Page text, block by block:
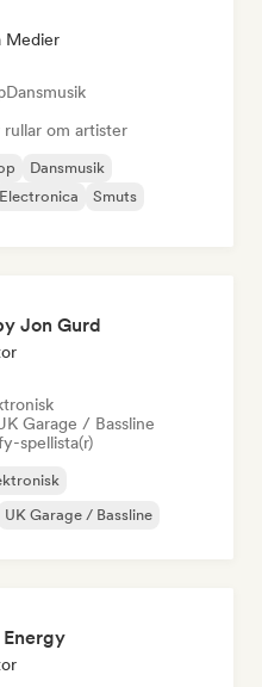
Medier
Dansmusik
rullar om artister
Dansmusik
Electronica
Smuts
Jon Gurd
Garage / Bassline
spellista(r)
UK Garage / Bassline
Energy